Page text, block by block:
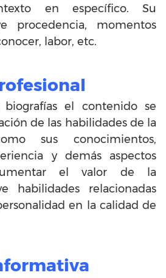
en específico. Su
procedencia, momentos
labor, etc.
el contenido se
de las habilidades de la
sus conocimientos,
y demás aspectos
el valor de la
habilidades relacionadas
en la calidad de